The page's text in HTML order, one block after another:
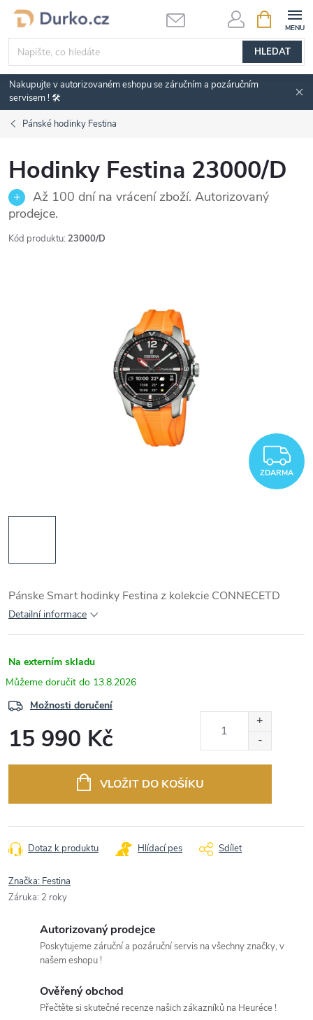
Přejít
obsah
HLEDAT
NÁKUPNÍ
KOŠÍK
Nakupujte v autorizovaném eshopu se záručním a pozáručním
servisem ! 🛠️
Pánské hodinky Festina
Hodinky Festina 23000/D
Až 100 dní na vrácení zboží. Autorizovaný
prodejce.
Kód produktu: 23000/D
ZDARMA
Pánske Smart hodinky Festina z kolekcie CONNECETD
Detailní informace
Na externím skladu
13.8.2026
Možnosti doručení
15 990 Kč
VLOŽIT DO KOŠÍKU
Dotaz k produktu Hlídací pes Sdílet
Značka: Festina
Záruka: 2 roky
Autorizovaný prodejce
Poskytujeme záruční a pozáruční servis na všechny značky, v
našem eshopu !
Ověřený obchod
Přečtěte si skutečné recenze našich zákazníků na Heuréce !